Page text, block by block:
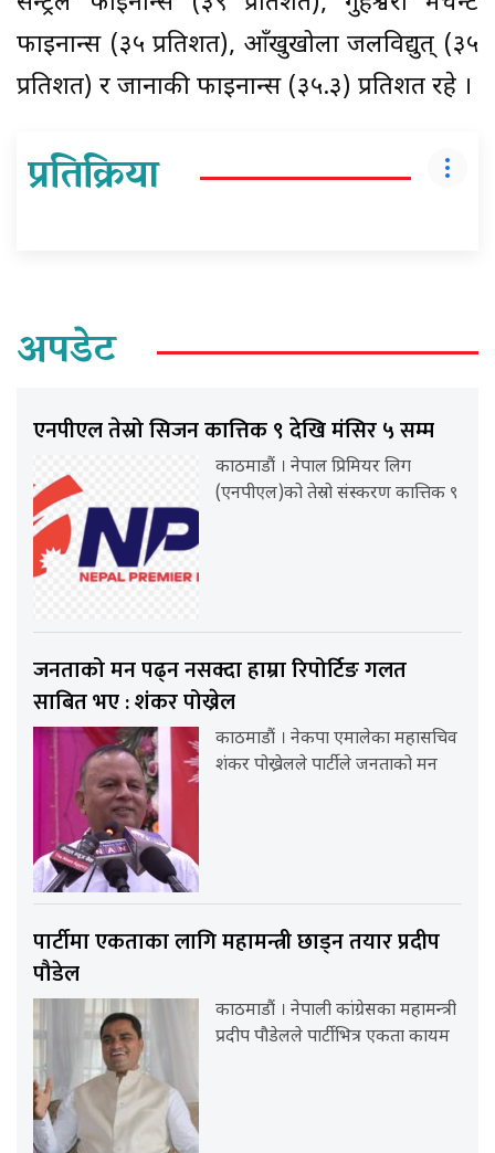
फाइनान्स (३५ प्रतिशत), आँखुखोला जलविद्युत् (३५
प्रतिशत) र जानाकी फाइनान्स (३५.३) प्रतिशत रहे ।
प्रतिक्रिया
अपडेट
एनपीएल तेस्रो सिजन कात्तिक ९ देखि मंसिर ५ सम्म
काठमाडौं । नेपाल प्रिमियर लिग
(एनपीएल)को तेस्रो संस्करण कात्तिक ९
जनताको मन पढ्न नसक्दा हाम्रा रिपोर्टिङ गलत
साबित भए : शंकर पोख्रेल
काठमाडौं । नेकपा एमालेका महासचिव
शंकर पोख्रेलले पार्टीले जनताको मन
पार्टीमा एकताका लागि महामन्त्री छाड्न तयार प्रदीप
पौडेल
काठमाडौं । नेपाली कांग्रेसका महामन्त्री
प्रदीप पौडेलले पार्टीभित्र एकता कायम